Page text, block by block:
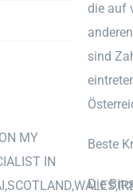
die auf
sind
Beste
Die
MY
IN